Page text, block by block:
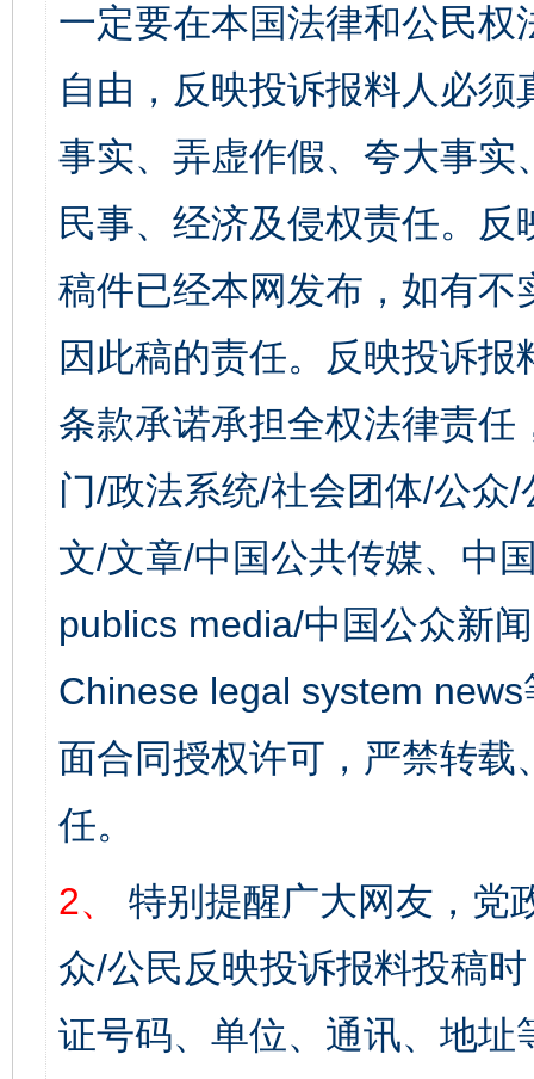
一定要在本国法律和公民
自由，反映投诉报料人必
事实、弄虚作假、夸大事
民事、经济及侵权责任。
稿件已经本网发布，如有
因此稿的责任。反映投诉
条款承诺承担全权法律责
门/政法系统/社会团体/公众
文/文章/中国公共传媒、中
publics media/中国公众新
Chinese legal system
面合同授权许可，严禁转
任。
2、
特别提醒广大网友，党
众/公民反映投诉报料投稿
证号码、单位、通讯、地